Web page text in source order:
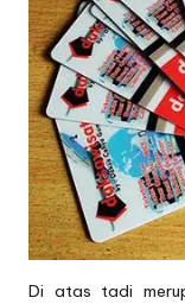
Di atas tadi